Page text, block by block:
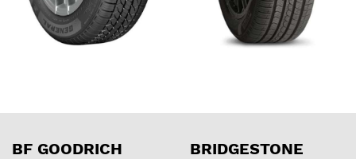
BF GOODRICH BRIDGESTONE